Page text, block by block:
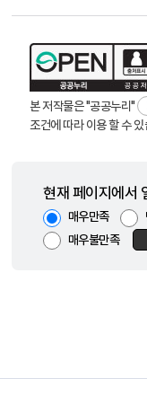
본 저작물은 "공공누리"
조건에 따라 이용 할 수 있
현재 페이지에서
매우만족
매우불만족